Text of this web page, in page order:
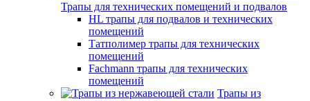
Трапы для технических помещений и подвалов
HL трапы для подвалов и технических
помещений
Татполимер трапы для технических
помещений
Fachmann трапы для технических
помещений
Трапы из